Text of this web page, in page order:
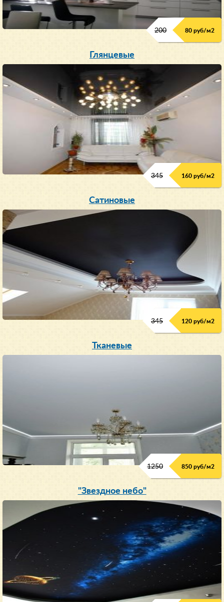
200 80 руб/м2
Глянцевые
345 160 руб/м2
Сатиновые
345 120 руб/м2
Тканевые
1250 850 руб/м2
"Звездное небо"